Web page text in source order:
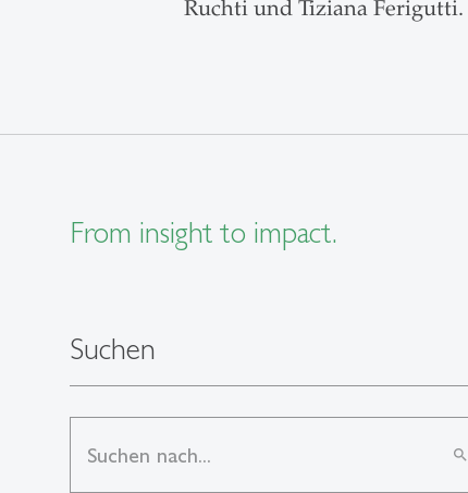
Ruchti und Tiziana Ferigutti.
From insight to impact.
Suchen
search